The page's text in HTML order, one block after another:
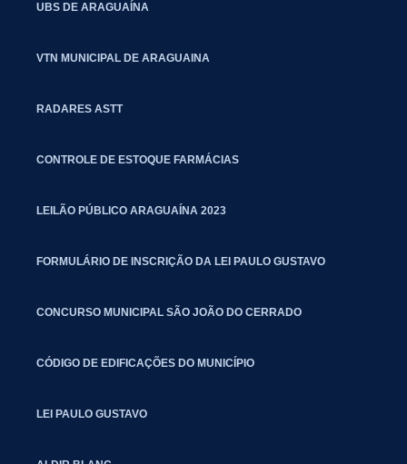
UBS DE ARAGUAÍNA
VTN MUNICIPAL DE ARAGUAINA
RADARES ASTT
CONTROLE DE ESTOQUE FARMÁCIAS
LEILÃO PÚBLICO ARAGUAÍNA 2023
FORMULÁRIO DE INSCRIÇÃO DA LEI PAULO GUSTAVO
CONCURSO MUNICIPAL SÃO JOÃO DO CERRADO
CÓDIGO DE EDIFICAÇÕES DO MUNICÍPIO
LEI PAULO GUSTAVO